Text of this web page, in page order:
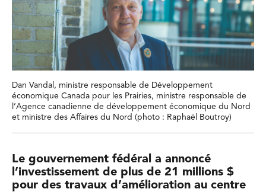
Dan Vandal, ministre responsable de Développement
économique Canada pour les Prairies, ministre responsable de
l’Agence canadienne de développement économique du Nord
et ministre des Affaires du Nord (photo : Raphaël Boutroy)
Le gouvernement fédéral a annoncé
l’investissement de plus de 21 millions $
pour des travaux d’amélioration au centre